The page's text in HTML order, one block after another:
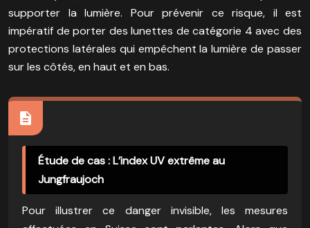
supporter la lumière. Pour prévenir ce risque, il est
impératif de porter des lunettes de catégorie 4 avec des
protections latérales qui empêchent la lumière de passer
sur les côtés, en haut et en bas.
Étude de cas : L’index UV extrême au
Jungfraujoch
Pour illustrer ce danger invisible, les mesures